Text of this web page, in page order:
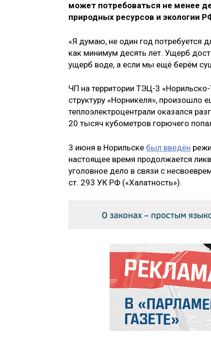
может потребоваться не менее
природных ресурсов и экологии
«Я думаю, не один год потребуется
как минимум десять лет. Ущерб
ущерб воде, а если мы ещё берём
ЧП на территории ТЭЦ-3
структуру «Норникеля»,
теплоэлектроцентрали оказался
20 тысяч кубометров горючего
3 июня в Норильске был введён
настоящее время продолжается
уголовное дело в связи с
ст. 293 УК РФ («Халатность»).